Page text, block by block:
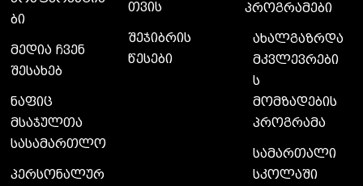
ბი
მედია ჩვენ
შესახებ
ნაფიც
მსაჯულთა
სასამართლო
პერსონალურ
თვის
შეჯიბრის
წესები
პროგრამები
ახალგაზრდა
მკვლევრები
ს
მომზადების
პროგრამა
სამართალი
სკოლაში